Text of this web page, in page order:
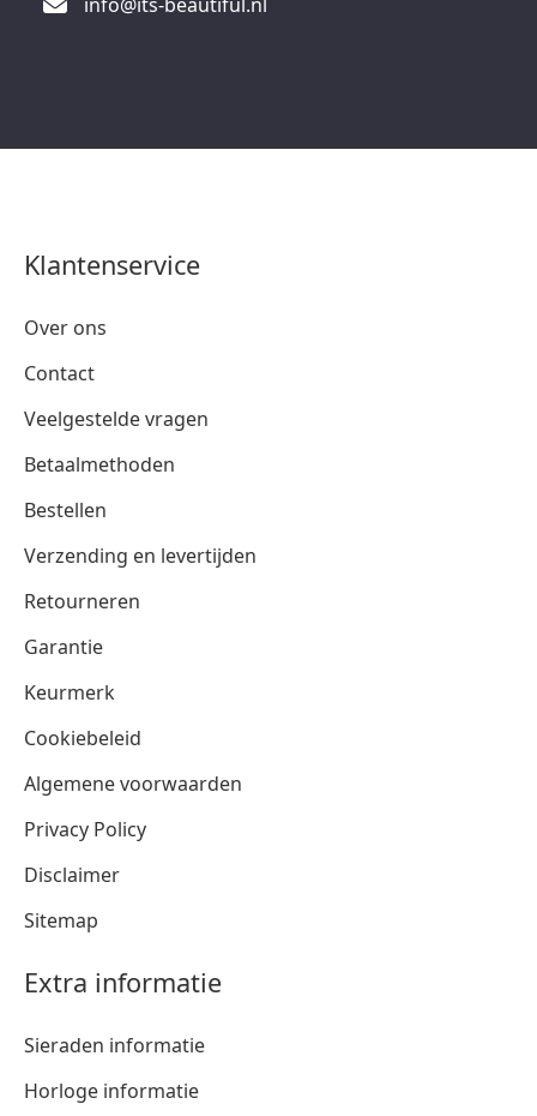
Klantenservice
Over ons
Contact
Veelgestelde vragen
Betaalmethoden
Bestellen
Verzending en levertijden
Retourneren
Garantie
Keurmerk
Cookiebeleid
Algemene voorwaarden
Privacy Policy
Disclaimer
Sitemap
Extra informatie
Sieraden informatie
Horloge informatie